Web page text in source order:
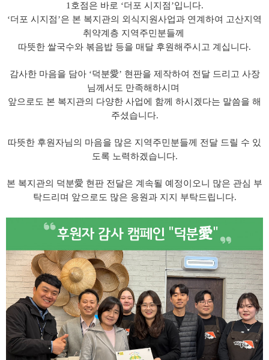
1 호점은 바로 ‘더포 시지점’입니다.
‘더포 시지점’은 본 복지관의 외식지원사업과 연계하여 고산지역
취약계층 지역주민분들께
따뜻한 쌀국수와 볶음밥 등을 매달 후원해주시고 계십니다.
감사한 마음을 담아 ‘덕분愛’ 현판을 제작하여 전달 드리고 사장
님께서도 만족해하시며
앞으로도 본 복지관의 다양한 사업에 함께 하시겠다는 말씀을 해
주셨습니다.
따뜻한 후원자님의 마음을 많은 지역주민분들께 전달 드릴 수 있
도록 노력하겠습니다.
본 복지관의 덕분愛 현판 전달은 계속될 예정이오니 많은 관심 부
탁드리며 앞으로도 많은 응원과 지지 부탁드립니다.